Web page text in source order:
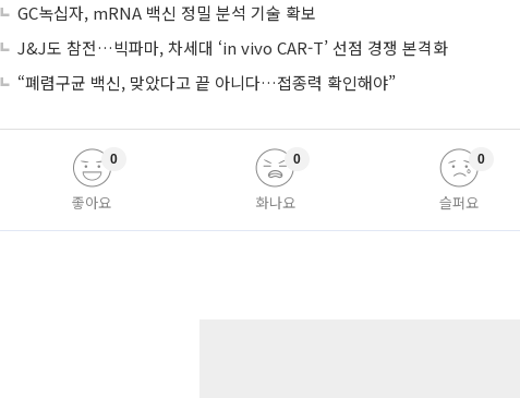
GC녹십자, mRNA 백신 정밀 분석 기술 확보
J&J도 참전…빅파마, 차세대 ‘in vivo CAR-T’ 선점 경쟁 본격화
“폐렴구균 백신, 맞았다고 끝 아니다…접종력 확인해야”
좋아요
0
화나요
0
슬퍼요
0